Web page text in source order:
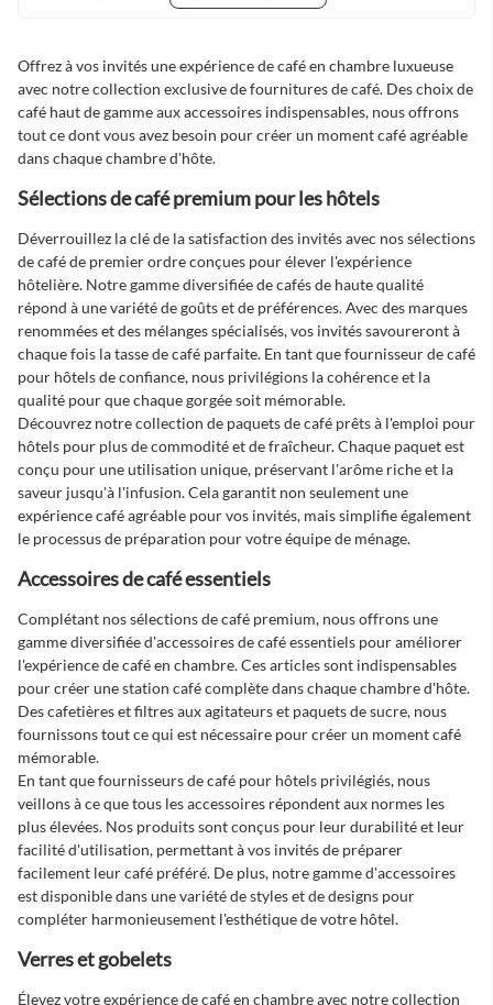
Offrez à vos invités une expérience de café en chambre luxueuse
avec notre collection exclusive de fournitures de café. Des choix de
café haut de gamme aux accessoires indispensables, nous offrons
tout ce dont vous avez besoin pour créer un moment café agréable
dans chaque chambre d'hôte.
Sélections de café premium pour les hôtels
Déverrouillez la clé de la satisfaction des invités avec nos sélections
de café de premier ordre conçues pour élever l'expérience
hôtelière. Notre gamme diversifiée de cafés de haute qualité
répond à une variété de goûts et de préférences. Avec des marques
renommées et des mélanges spécialisés, vos invités savoureront à
chaque fois la tasse de café parfaite. En tant quefournisseur de café
pour hôtelsde confiance, nous privilégions la cohérence et la
qualité pour que chaque gorgée soit mémorable.
Découvrez notre collection de paquets de café prêts à l'emploi pour
hôtels pour plus de commodité et de fraîcheur. Chaque paquet est
conçu pour une utilisation unique, préservant l'arôme riche et la
saveur jusqu'à l'infusion. Cela garantit non seulement une
expérience café agréable pour vos invités, mais simplifie également
le processus de préparation pour votre équipe de ménage.
Accessoires de café essentiels
Complétant nos sélections de café premium, nous offrons une
gamme diversifiée d'accessoires de café essentiels pour améliorer
l'expérience de café en chambre. Ces articles sont indispensables
pour créer une station café complète dans chaque chambre d'hôte.
Des cafetières et filtres aux agitateurs et paquets de sucre, nous
fournissons tout ce qui est nécessaire pour créer un moment café
mémorable.
En tant quefournisseurs de café pour hôtels privilégiés, nous
veillons à ce que tous les accessoires répondent aux normes les
plus élevées. Nos produits sont conçus pour leur durabilité et leur
facilité d'utilisation, permettant à vos invités de préparer
facilement leur café préféré. De plus, notre gamme d'accessoires
est disponible dans une variété de styles et de designs pour
compléter harmonieusement l'esthétique de votre hôtel.
Verres et gobelets
Élevez votre expérience de café en chambre avec notre collection